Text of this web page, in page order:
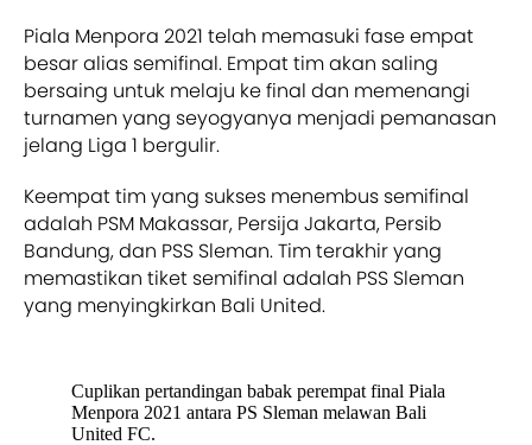
Piala Menpora 2021 telah memasuki fase empat
besar alias semifinal. Empat tim akan saling
bersaing untuk melaju ke final dan memenangi
turnamen yang seyogyanya menjadi pemanasan
jelang Liga 1 bergulir.
Keempat tim yang sukses menembus semifinal
adalah PSM Makassar, Persija Jakarta, Persib
Bandung, dan PSS Sleman. Tim terakhir yang
memastikan tiket semifinal adalah PSS Sleman
yang menyingkirkan Bali United.
Cuplikan pertandingan babak perempat final Piala
Menpora 2021 antara PS Sleman melawan Bali
United FC.